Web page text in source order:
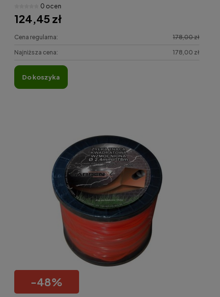
0 ocen
124,45 zł
Cena regularna: 178,00 zł
Najniższa cena: 178,00 zł
do koszyka
-48%